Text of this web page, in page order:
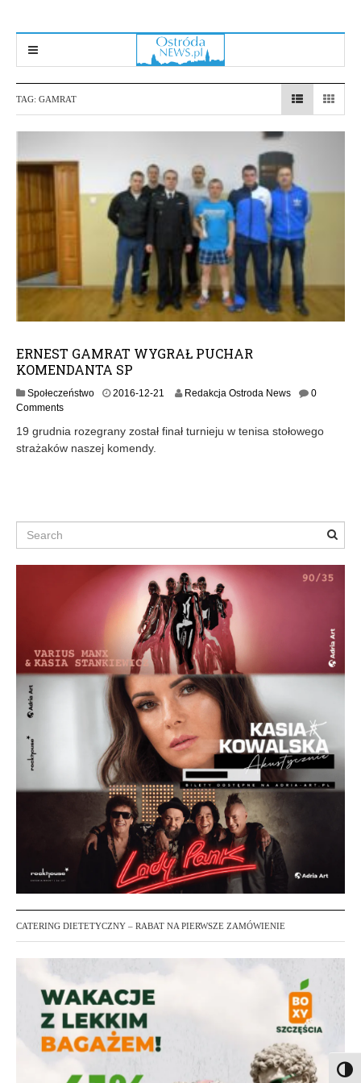
TAG: GAMRAT
ERNEST GAMRAT WYGRAŁ PUCHAR
KOMENDANTA SP
Społeczeństwo 2016-12-21
6
1
Redakcja Ostroda News
0
Comments
19 grudnia rozegrany został finał turnieju w tenisa stołowego
strażaków naszej komendy.
Search
CATERING DIETETYCZNY – RABAT NA PIERWSZE ZAMÓWIENIE